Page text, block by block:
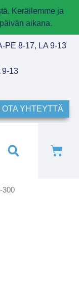
Keräilemme ja
aikana.
PE 8-17, LA 9-13
9-13
YHTEYTTÄ
300